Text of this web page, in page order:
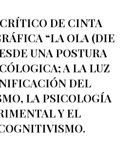
DE CINTA
“LA OLA (DIE
UNA POSTURA
;A LA LUZ
DEL
LA PSICOLOGÍA
Y EL